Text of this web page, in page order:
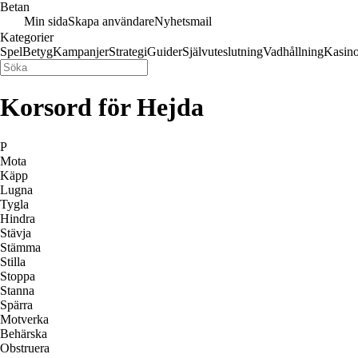
Betan
Min sidaSkapa användareNyhetsmail
Kategorier
SpelBetygKampanjerStrategiGuiderSjälvuteslutningVadhållning
Korsord för Hejda
P
Mota
Käpp
Lugna
Tygla
Hindra
Stävja
Stämma
Stilla
Stoppa
Stanna
Spärra
Motverka
Behärska
Obstruera